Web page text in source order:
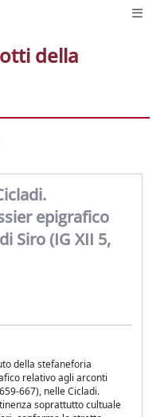
della
epigrafico
Siro (IG XII 5,
della stefaneforia
relativo agli arconti
667), nelle Cicladi.
soprattutto cultuale